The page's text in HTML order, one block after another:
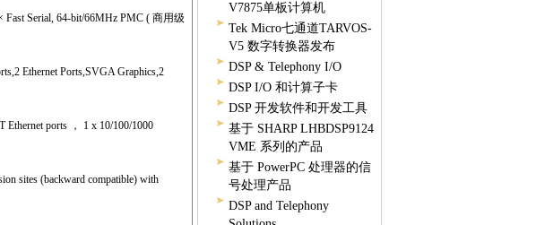
Serial, 64-bit/66MHz PMC ( 商用级
Ethernet Ports,SVGA Graphics,2
ports ， 1 x 10/100/1000
sites (backward compatible) with
V7875单板计算机
Tek Micro七通道TARVOS-
V5 数字转换器发布
DSP & Telephony I/O
DSP I/O 和计算子卡
DSP 开发软件和开发工具
基于 SHARP LHBDSP9124
VME 系列的产品
基于 PowerPC 处理器的信
号处理产品
DSP and Telephony